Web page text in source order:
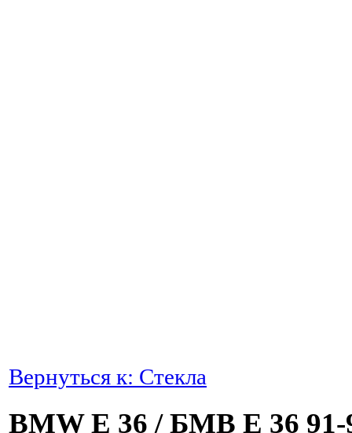
Вернуться к: Стекла
BMW E 36 / БМВ Е 36 91-